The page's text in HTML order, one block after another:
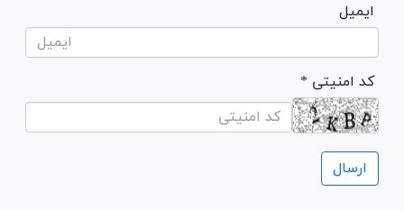
ایمیل
* کد امنیتی